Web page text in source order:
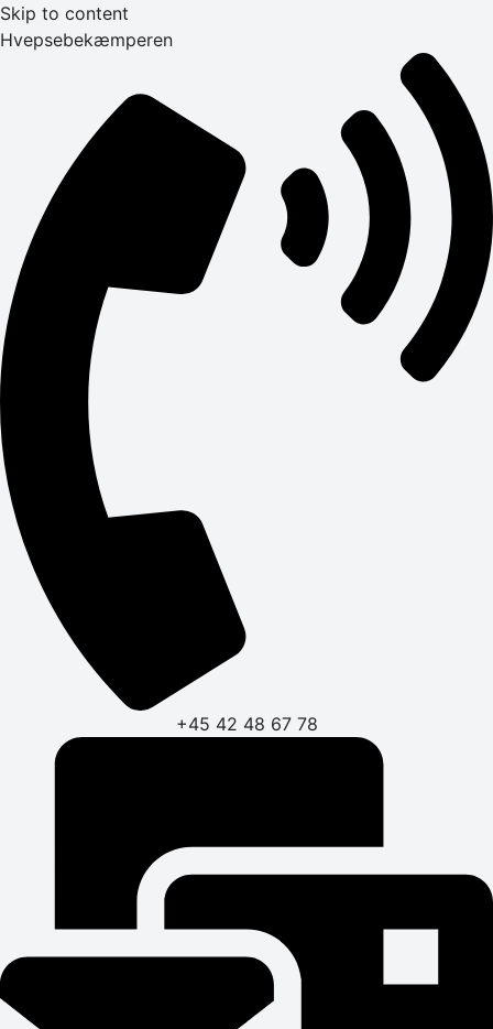
Skip to content
Hvepsebekæmperen
+45 42 48 67 78